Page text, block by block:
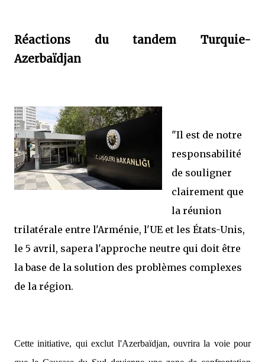
Réactions du tandem Turquie-
Azerbaïdjan
"Il est de notre
responsabilité
de souligner
clairement que
la réunion
trilatérale entre l'Arménie, l'UE et les États-Unis,
le 5 avril, sapera l'approche neutre qui doit être
la base de la solution des problèmes complexes
de la région.
Cette initiative, qui exclut l'Azerbaïdjan, ouvrira la voie pour